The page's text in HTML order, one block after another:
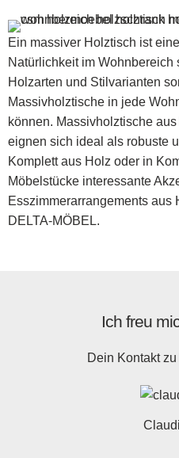
Ein massiver Holztisch ist
Natürlichkeit im
Holzarten und Stilvarianten
Massivholztische in jede
können. Massivholztische
eignen sich ideal als robuste
Komplett aus Holz oder in
Möbelstücke interessante
Esszimmerarrangements aus
DELTA-MÖBEL.
Ich freu
Dein Kontakt zu